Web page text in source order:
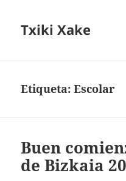
Txiki Xake
Etiqueta:Escolar
Buen
de Bizkaia